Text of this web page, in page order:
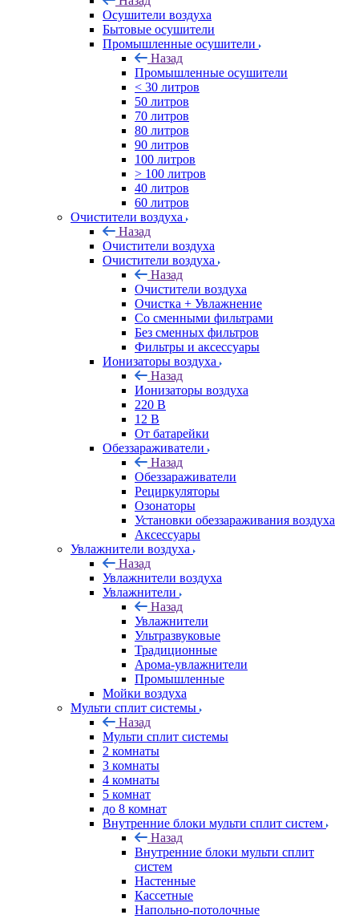
Осушители воздуха
Бытовые осушители
Промышленные осушители
Назад
Промышленные осушители
< 30 литров
50 литров
70 литров
80 литров
90 литров
100 литров
> 100 литров
40 литров
60 литров
Очистители воздуха
Назад
Очистители воздуха
Очистители воздуха
Назад
Очистители воздуха
Очистка + Увлажнение
Cо сменными фильтрами
Без сменных фильтров
Фильтры и аксессуары
Ионизаторы воздуха
Назад
Ионизаторы воздуха
220 В
12 В
От батарейки
Обеззараживатели
Назад
Обеззараживатели
Рециркуляторы
Озонаторы
Установки обеззараживания воздуха
Аксессуары
Увлажнители воздуха
Назад
Увлажнители воздуха
Увлажнители
Назад
Увлажнители
Ультразвуковые
Традиционные
Арома-увлажнители
Промышленные
Мойки воздуха
Мульти сплит системы
Назад
Мульти сплит системы
2 комнаты
3 комнаты
4 комнаты
5 комнат
до 8 комнат
Внутренние блоки мульти сплит систем
Назад
Внутренние блоки мульти сплит
систем
Настенные
Кассетные
Напольно-потолочные